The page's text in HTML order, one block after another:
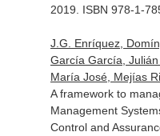
2019. ISBN 978-1-
J.G. Enríquez,
García García, Julián
María José, Mejías
A framework to
Management
Control and